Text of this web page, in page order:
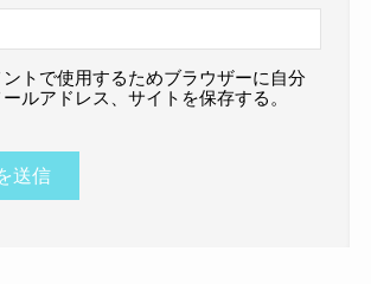
トで使用するためブラウザーに自分
ルアドレス、サイトを保存する。